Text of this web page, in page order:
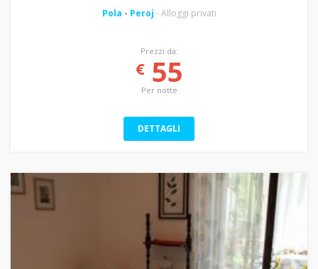
Pola - Peroj - Alloggi privati
Prezzi da:
€55
Per notte
DETTAGLI